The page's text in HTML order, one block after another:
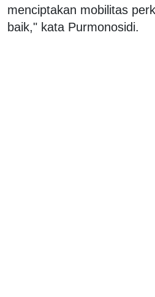
menciptakan mobilitas
baik," kata Purmonosidi.